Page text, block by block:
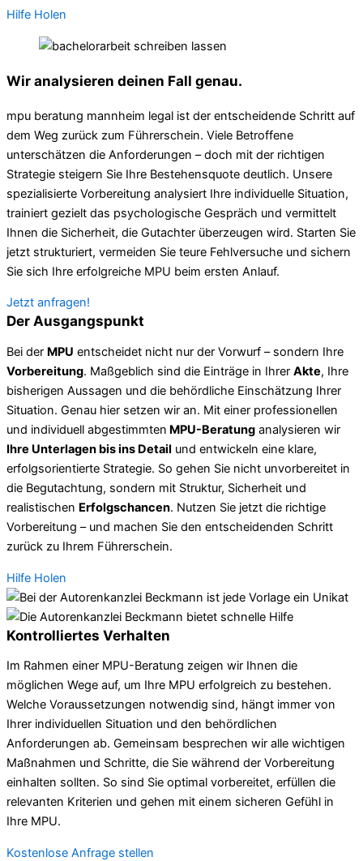
Hilfe Holen
Wir analysieren deinen Fall genau.
mpu beratung mannheim legal ist der entscheidende Schritt auf
dem Weg zurück zum Führerschein. Viele Betroffene
unterschätzen die Anforderungen – doch mit der richtigen
Strategie steigern Sie Ihre Bestehensquote deutlich. Unsere
spezialisierte Vorbereitung analysiert Ihre individuelle Situation,
trainiert gezielt das psychologische Gespräch und vermittelt
Ihnen die Sicherheit, die Gutachter überzeugen wird. Starten Sie
jetzt strukturiert, vermeiden Sie teure Fehlversuche und sichern
Sie sich Ihre erfolgreiche MPU beim ersten Anlauf.
Jetzt anfragen!
Der Ausgangspunkt
Bei der MPU entscheidet nicht nur der Vorwurf – sondern Ihre
Vorbereitung. Maßgeblich sind die Einträge in Ihrer Akte, Ihre
bisherigen Aussagen und die behördliche Einschätzung Ihrer
Situation. Genau hier setzen wir an. Mit einer professionellen
und individuell abgestimmten MPU-Beratung analysieren wir
Ihre Unterlagen bis ins Detail und entwickeln eine klare,
erfolgsorientierte Strategie. So gehen Sie nicht unvorbereitet in
die Begutachtung, sondern mit Struktur, Sicherheit und
realistischen Erfolgschancen. Nutzen Sie jetzt die richtige
Vorbereitung – und machen Sie den entscheidenden Schritt
zurück zu Ihrem Führerschein.
Hilfe Holen
Kontrolliertes Verhalten
Im Rahmen einer MPU-Beratung zeigen wir Ihnen die
möglichen Wege auf, um Ihre MPU erfolgreich zu bestehen.
Welche Voraussetzungen notwendig sind, hängt immer von
Ihrer individuellen Situation und den behördlichen
Anforderungen ab. Gemeinsam besprechen wir alle wichtigen
Maßnahmen und Schritte, die Sie während der Vorbereitung
einhalten sollten. So sind Sie optimal vorbereitet, erfüllen die
relevanten Kriterien und gehen mit einem sicheren Gefühl in
Ihre MPU.
Kostenlose Anfrage stellen